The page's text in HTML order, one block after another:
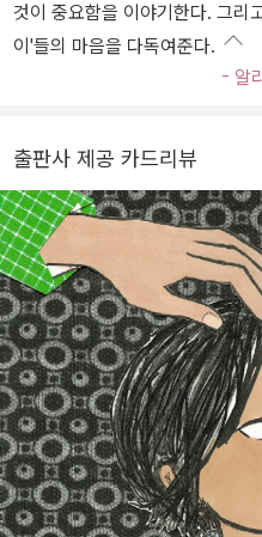
것이 중요함을 이야기한다. 그리
이'들의 마음을 다독여준다.
- 알
출판사 제공 카드리뷰